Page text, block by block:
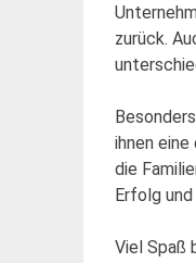
zurück.
ihnen
die
Erfolg
Viel Spaß